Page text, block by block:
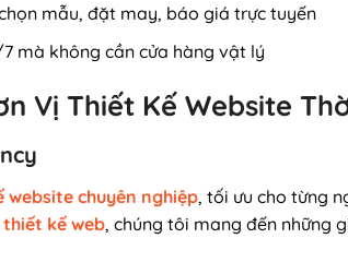
mẫu, đặt may, báo giá trực tuyến
mà không cần cửa hàng vật lý
Vị Thiết Kế Website
website chuyên nghiệp, tối ưu cho từng
thiết kế web, chúng tôi mang đến những